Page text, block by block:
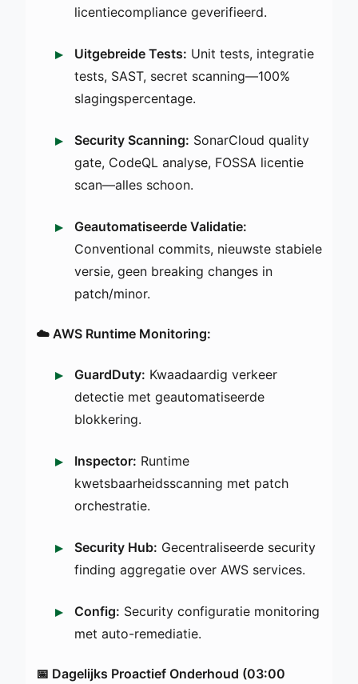
licentiecompliance geverifieerd.
Uitgebreide Tests: Unit tests, integratie
tests, SAST, secret scanning—100%
slagingspercentage.
Security Scanning: SonarCloud quality
gate, CodeQL analyse, FOSSA licentie
scan—alles schoon.
Geautomatiseerde Validatie:
Conventional commits, nieuwste stabiele
versie, geen breaking changes in
patch/minor.
☁️ AWS Runtime Monitoring:
GuardDuty: Kwaadaardig verkeer
detectie met geautomatiseerde
blokkering.
Inspector: Runtime
kwetsbaarheidsscanning met patch
orchestratie.
Security Hub: Gecentraliseerde security
finding aggregatie over AWS services.
Config: Security configuratie monitoring
met auto-remediatie.
📅 Dagelijks Proactief Onderhoud (03:00